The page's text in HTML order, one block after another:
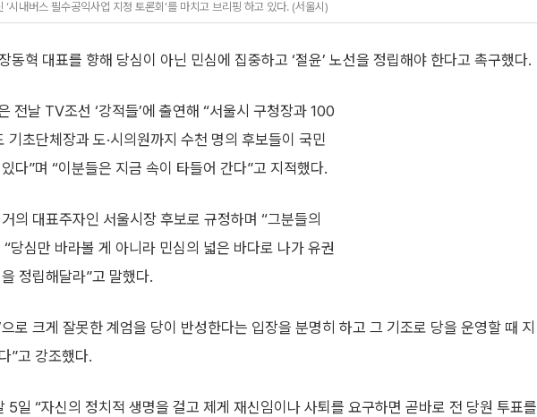
내버스 필수공익사업 지정 토론회’를 마치고 브리핑 하고 있다. (서울시)
동혁 대표를 향해 당심이 아닌 민심에 집중하고 ‘절윤’ 노선을 정립해야 한다고 촉구했다.
전날 TV조선 ‘강적들’에 출연해 “서울시 구청장과 100
기초단체장과 도·시의원까지 수천 명의 후보들이 국민
다”며 “이분들은 지금 속이 타들어 간다”고 지적했다.
의 대표주자인 서울시장 후보로 규정하며 “그분들의
당심만 바라볼 게 아니라 민심의 넓은 바다로 나가 유권
정립해달라”고 말했다.
으로 크게 잘못한 계엄을 당이 반성한다는 입장을 분명히 하고 그 기조로 당을 운영할 때 지
”고 강조했다.
5일 “자신의 정치적 생명을 걸고 제게 재신임이나 사퇴를 요구하면 곧바로 전 당원 투표를